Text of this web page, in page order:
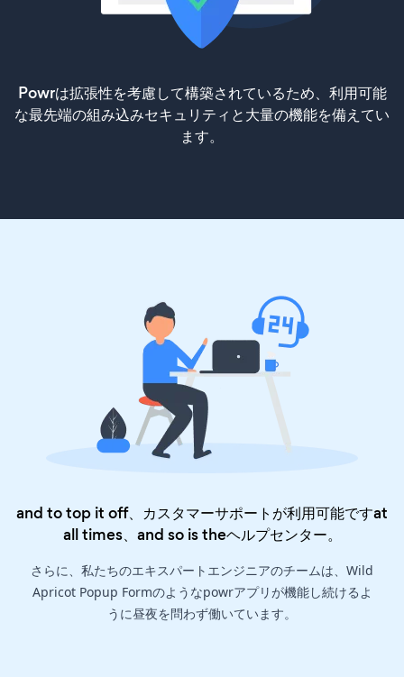
Powrは拡張性を考慮して構築されているため、利用可能
な最先端の組み込みセキュリティと大量の機能を備えてい
ます。
and to top it off、カスタマーサポートが利用可能ですat
all times、and so is theヘルプセンター。
さらに、私たちのエキスパートエンジニアのチームは、Wild
Apricot Popup Formのようなpowrアプリが機能し続けるよ
うに昼夜を問わず働いています。